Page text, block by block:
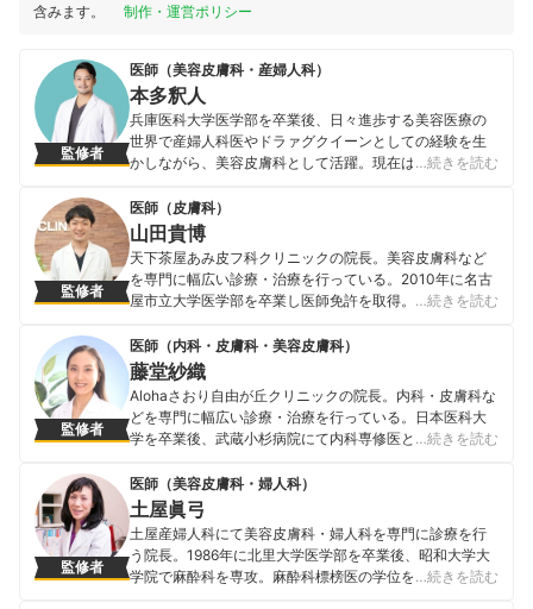
含みます。
制作・運営ポリシー
監修者
医師（美容皮膚科・産婦人科）
本多釈人
兵庫医科大学医学部を卒業後、日々進歩する美容医療の
世界で産婦人科医やドラァグクイーンとしての経験を生
かしながら、美容皮膚科として活躍。現在は、表参道ス
の悩みを解決するお手伝いを行っている。また、肌や美
容の話をメンズの立場から面白く楽しく発信するために
YouTubeも配信中。
本多釈人のプロフィール
…続きを読む
監修者
医師（皮膚科）
山田貴博
天下茶屋あみ皮フ科クリニックの院長。美容皮膚科など
を専門に幅広い診療・治療を行っている。2010年に名古
屋市立大学医学部を卒業し医師免許を取得。NTT西日本
行った後、大阪大学大学院医学系研究科にて神経細胞生
物学の助教として基礎医学研究に従事。その後、阪南中
央病院皮膚科に勤務し、2017年に天下茶屋あみ皮フ科ク
リニックを開院。 ＜メディア監修・取材実績＞ ・2020
年3月 関西テレビ『報道ランナー』 ・2020年7月 『医療
人百科』 ・2020年9月 『MINE』化粧水（敏感肌、乾燥
肌、混合肌、脂性肌）に関する記事 ・2020年11月
『MINE』洗顔料、ボディーソープ、乳液、美白美容液に
関する記事 ・2020年11月 『OZmall』
山田貴博のプロフィール
…続きを読む
監修者
医師（内科・皮膚科・美容皮膚科）
藤堂紗織
Alohaさおり自由が丘クリニックの院長。内科・皮膚科な
どを専門に幅広い診療・治療を行っている。日本医科大
学を卒業後、武蔵小杉病院にて内科専修医として研修を
務。現在は、Alohaさおり自由が丘クリニックの院長とし
て勤務しながら、日本内科学会認定内科医・日本透析医
学会・日本腎臓学会・日本美容皮膚科学会・点滴療法研
究会に所属し、幅広い医療の分野で活躍中。
藤堂紗織のプロフィール
…続きを読む
監修者
医師（美容皮膚科・婦人科）
土屋眞弓
土屋産婦人科にて美容皮膚科・婦人科を専門に診療を行
う院長。1986年に北里大学医学部を卒業後、昭和大学大
学院で麻酔科を専攻。麻酔科標榜医の学位を取得後、現
…続きを読む